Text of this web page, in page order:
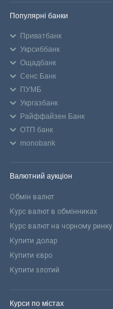
Популярні банки
Приватбанк
Укрсиббанк
Ощадбанк
Сенс Банк
ПУМБ
Укргазбанк
Райффайзен Банк
ОТП банк
monobank
Валютний аукціон
Обмін валют
Курс валют в обмінниках
Курс валют на чорному ринку
Купити долар
Купити євро
Купити злотий
Курси по містах